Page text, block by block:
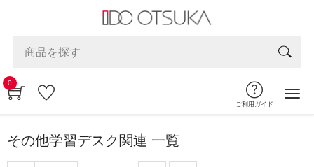
0
ご利用ガイド
その他学習デスク関連 一覧